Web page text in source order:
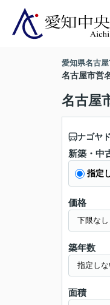
愛知県名古
名古屋市営
名古屋
ナゴヤ
新築・中
指定
価格
築年数
面積